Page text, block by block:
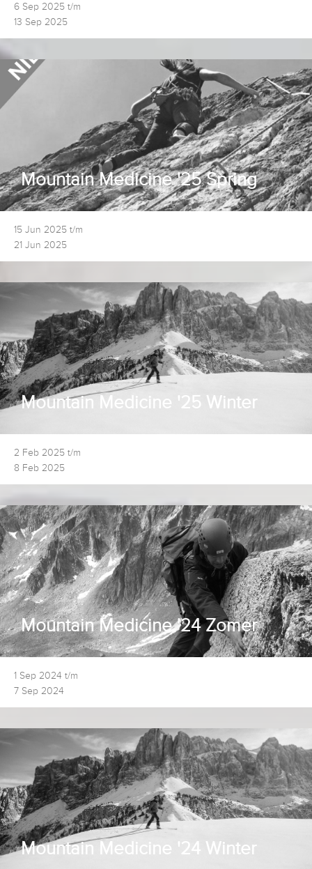
6 Sep 2025 t/m
13 Sep 2025
Mountain Medicine '25 Spring
15 Jun 2025 t/m
21 Jun 2025
Mountain Medicine '25 Winter
2 Feb 2025 t/m
8 Feb 2025
Mountain Medicine '24 Zomer
1 Sep 2024 t/m
7 Sep 2024
Mountain Medicine '24 Winter